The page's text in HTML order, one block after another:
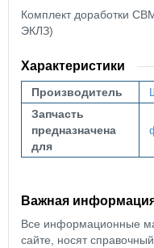
Комплект доработки
ЭКЛЗ)
Характеристики
Производитель
Запчасть
предназначена
для
Важная
Все информационные
сайте, носят